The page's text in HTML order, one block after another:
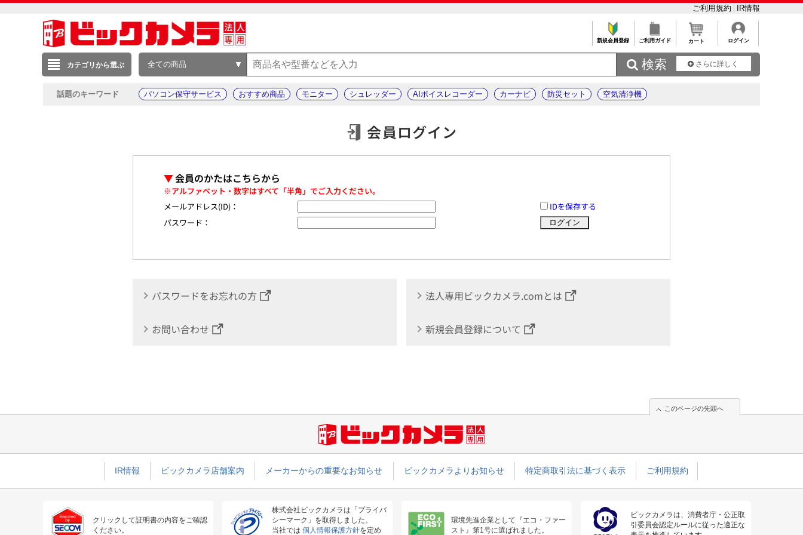
ご利用規約 IR情報
新規会員登録 ご利用ガイド カート ログイン
カテゴリから選ぶ 全ての商品  検索 さらに詳しく
話題のキーワード パソコン保守サービス おすすめ商品 モニター シュレッダー AIボイスレコーダー カーナビ 防災セット 空気清浄機
会員ログイン
▼会員のかたはこちらから
※アルファベット・数字はすべて「半角」でご入力ください。
メールアドレス(ID)：
IDを保存する
パスワード：
パスワードをお忘れの方 法人専用ビックカメラ.comとは
お問い合わせ 新規会員登録について
このページの先頭へ
IR情報 ビックカメラ店舗案内 メーカーからの重要なお知らせ ビックカメラよりお知らせ 特定商取引法に基づく表示 ご利用規約
クリックして証明書の内容をご確認
ください。
株式会社ビックカメラは「プライバ
シーマーク」を取得しました。
当社では 個人情報保護方針を定め
環境先進企業として『エコ・ファー
スト』第1号に選ばれました。
ビックカメラは、消費者庁・公正取
引委員会認定ルールに従った適正な